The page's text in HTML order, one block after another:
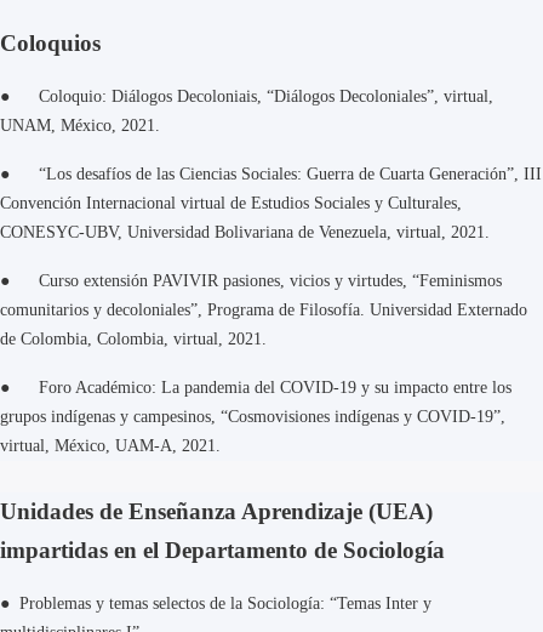
Coloquios
● Coloquio: Diálogos Decoloniais, “Diálogos Decoloniales”, virtual,
UNAM, México, 2021.
● “Los desafíos de las Ciencias Sociales: Guerra de Cuarta Generación”, III
Convención Internacional virtual de Estudios Sociales y Culturales,
CONESYC-UBV, Universidad Bolivariana de Venezuela, virtual, 2021.
● Curso extensión PAVIVIR pasiones, vicios y virtudes, “Feminismos
comunitarios y decoloniales”, Programa de Filosofía. Universidad Externado
de Colombia, Colombia, virtual, 2021.
● Foro Académico: La pandemia del COVID-19 y su impacto entre los
grupos indígenas y campesinos, “Cosmovisiones indígenas y COVID-19”,
virtual, México, UAM-A, 2021.
Unidades de Enseñanza Aprendizaje (UEA)
impartidas en el Departamento de Sociología
● Problemas y temas selectos de la Sociología: “Temas Inter y